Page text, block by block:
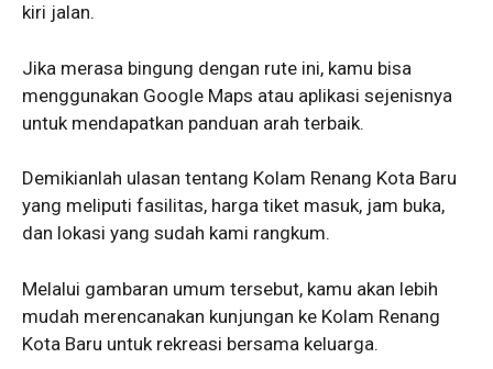
kiri jalan.
Jika merasa bingung dengan rute ini, kamu bisa
menggunakan Google Maps atau aplikasi sejenisnya
untuk mendapatkan panduan arah terbaik.
Demikianlah ulasan tentang Kolam Renang Kota Baru
yang meliputi fasilitas, harga tiket masuk, jam buka,
dan lokasi yang sudah kami rangkum.
Melalui gambaran umum tersebut, kamu akan lebih
mudah merencanakan kunjungan ke Kolam Renang
Kota Baru untuk rekreasi bersama keluarga.